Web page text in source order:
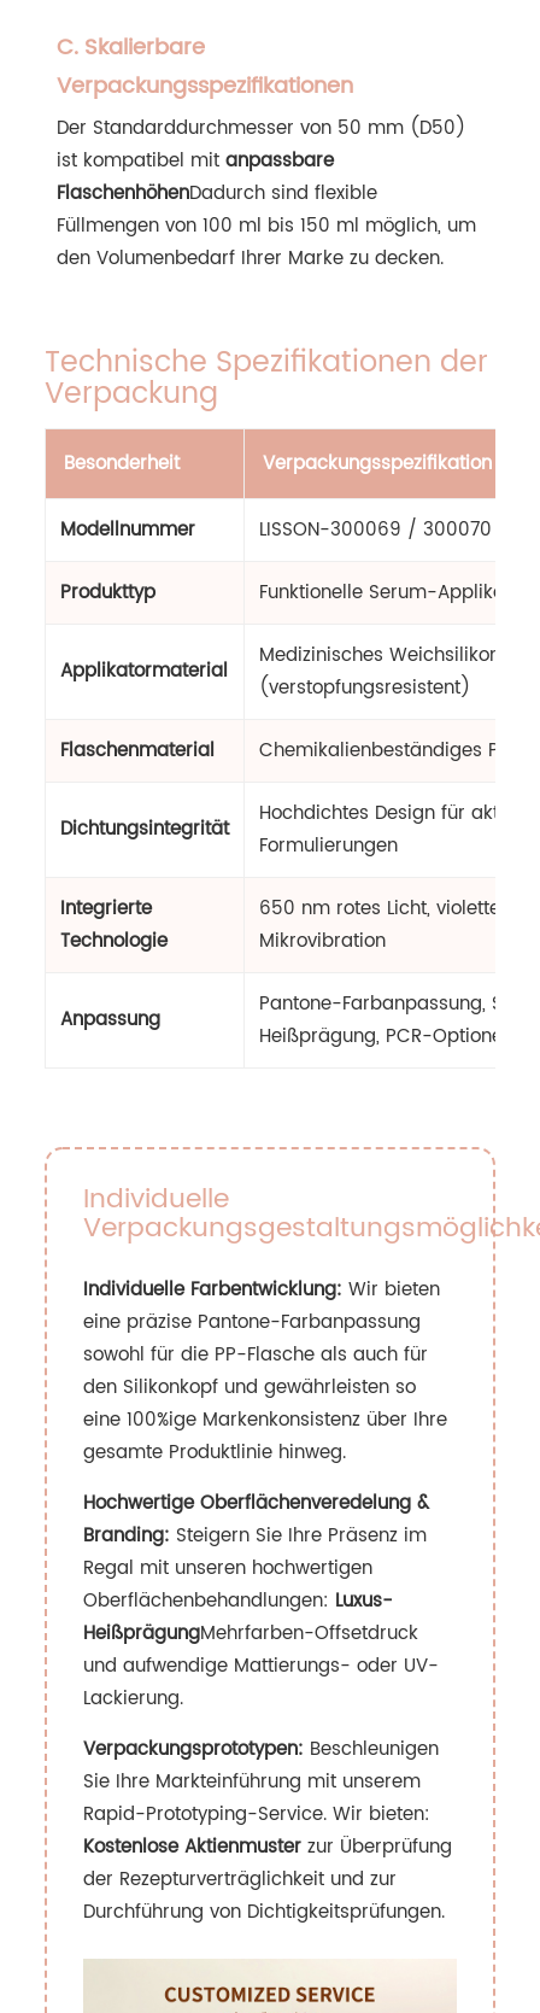
C. Skalierbare
Verpackungsspezifikationen
Der Standarddurchmesser von 50 mm (D50)
ist kompatibel mitanpassbare
FlaschenhöhenDadurch sind flexible
Füllmengen von 100 ml bis 150 ml möglich, um
den Volumenbedarf Ihrer Marke zu decken.
Technische Spezifikationen der
Verpackung
Besonderheit Verpackungsspezifikation
Modellnummer LISSON-300069 / 300070
Produkttyp Funktionelle Serum-
Applikatormaterial
Medizinisches Weichsilikon
(verstopfungsresistent)
Flaschenmaterial Chemikalienbeständiges PP /
Dichtungsintegrität
Hochdichtes Design für aktive
Formulierungen
Integrierte
Technologie
650 nm rotes Licht, violettes
Mikrovibration
Anpassung
Pantone-Farbanpassung,
Heißprägung, PCR-Optionen
Individuelle
Individuelle Farbentwicklung: Wir bieten
eine präzise Pantone-Farbanpassung
sowohl für die PP-Flasche als auch für
den Silikonkopf und gewährleisten so
eine 100%ige Markenkonsistenz über Ihre
gesamte Produktlinie hinweg.
Hochwertige Oberflächenveredelung &
Branding: Steigern Sie Ihre Präsenz im
Regal mit unseren hochwertigen
Oberflächenbehandlungen: Luxus-
HeißprägungMehrfarben-Offsetdruck
und aufwendige Mattierungs- oder UV-
Lackierung.
Verpackungsprototypen: Beschleunigen
Sie Ihre Markteinführung mit unserem
Rapid-Prototyping-Service. Wir bieten:
Kostenlose Aktienmuster zur Überprüfung
der Rezepturverträglichkeit und zur
Durchführung von Dichtigkeitsprüfungen.